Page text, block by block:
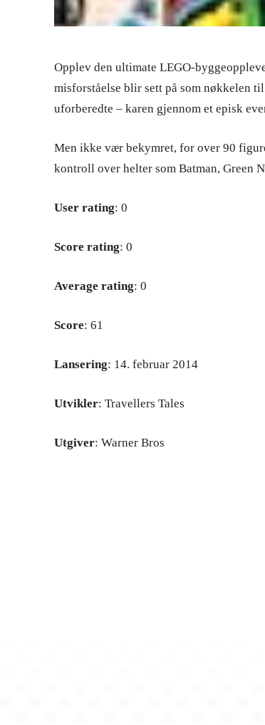
Opplev den ultimate LEGO-
misforståelse blir sett på som nøkkelen
uforberedte – karen gjennom et episk
Men ikke vær bekymret, for over 90
kontroll over helter som Batman, Green
User rating: 0
Score rating: 0
Average rating: 0
Score: 61
Lansering: 14. februar 2014
Utvikler: Travellers Tales
Utgiver: Warner Bros